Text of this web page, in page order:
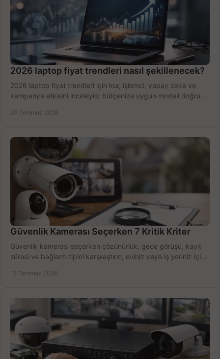
2026 laptop fiyat trendleri nasıl şekillenecek?
2026 laptop fiyat trendleri için kur, işlemci, yapay zeka ve
kampanya etkisini inceleyin; bütçenize uygun modeli doğru
20 Temmuz 2026
Güvenlik Kamerası Seçerken 7 Kritik Kriter
Güvenlik kamerası seçerken çözünürlük, gece görüşü, kayıt
süresi ve bağlantı tipini karşılaştırın; eviniz veya iş yeriniz için
18 Temmuz 2026